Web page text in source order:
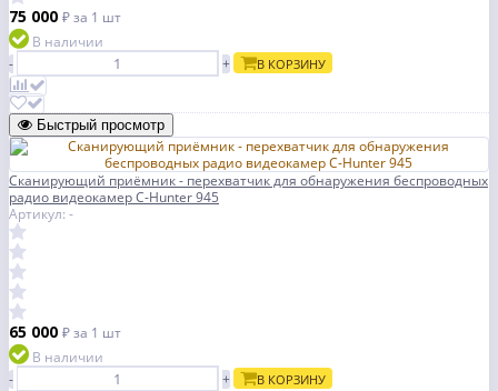
75 000 ₽за 1 шт
В наличии
-
+ В КОРЗИНУ
Быстрый просмотр
Сканирующий приёмник - перехватчик для обнаружения беспроводных
радио видеокамер C-Hunter 945
Артикул: -
65 000 ₽за 1 шт
В наличии
-
+ В КОРЗИНУ